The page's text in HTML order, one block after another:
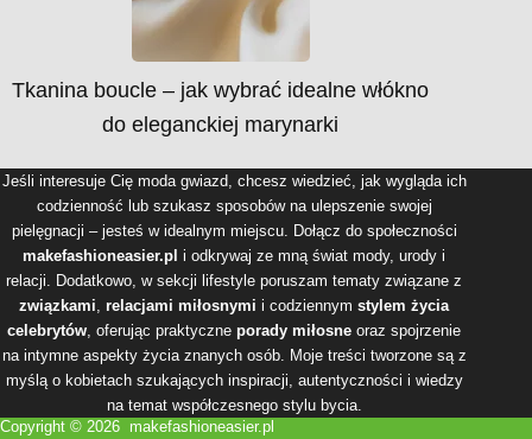
Tkanina boucle – jak wybrać idealne włókno
do eleganckiej marynarki
Jeśli interesuje Cię moda gwiazd, chcesz wiedzieć, jak wygląda ich
codzienność lub szukasz sposobów na ulepszenie swojej
pielęgnacji – jesteś w idealnym miejscu. Dołącz do społeczności
makefashioneasier.pl i odkrywaj ze mną świat mody, urody i
relacji. Dodatkowo, w sekcji lifestyle poruszam tematy związane z
związkami,relacjami miłosnymi i codziennymstylem życia
celebrytów, oferując praktyczneporady miłosne oraz spojrzenie
na intymne aspekty życia znanych osób. Moje treści tworzone są z
myślą o kobietach szukających inspiracji, autentyczności i wiedzy
na temat współczesnego stylu bycia.
Copyright © 2026 makefashioneasier.pl